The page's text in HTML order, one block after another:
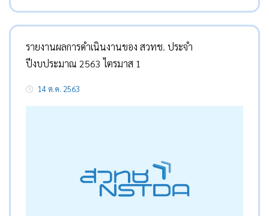
รายงานผลการดำเนินงานของ สวทช. ประจำ
ปีงบประมาณ 2563 ไตรมาส 1
14 ต.ค. 2563